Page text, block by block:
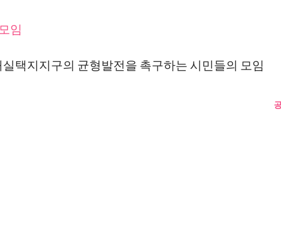
임
택지지구의 균형발전을 촉구하는 시민들의 모임